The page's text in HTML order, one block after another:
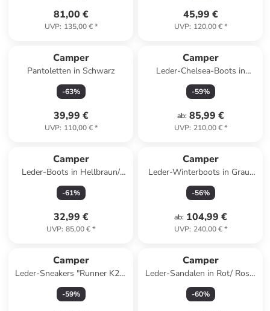
81,00 €
UVP: 135,00 €*
45,99 €
UVP: 120,00 €*
Camper
Pantoletten in Schwarz
-63%
39,99 €
UVP: 110,00 €*
Camper
Leder-Chelsea-Boots in
Schwarz
-59%
ab: 85,99 €
UVP: 210,00 €*
Camper
Leder-Boots in Hellbraun/
Braun
-61%
32,99 €
UVP: 85,00 €*
Camper
Leder-Winterboots in Grau/
Schwarz
-56%
ab: 104,99 €
UVP: 240,00 €*
Camper
Leder-Sneakers "Runner K21"
in Schwarz
-59%
Camper
Leder-Sandalen in Rot/ Rosa/
Schwarz
-60%